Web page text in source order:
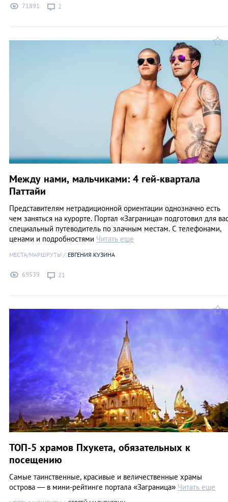
71891 2
Между нами, мальчиками: 4 гей-квартала
Паттайи
Представителям нетрадиционной ориентации однозначно есть
чем заняться на курорте. Портал «Заграница» подготовил для
специальный путеводитель по злачным местам. С телефонами,
ценами и подробностями Читать еще
МЕСТА/МАРШРУТЫ ЕВГЕНИЯ КУЗИНА
69539 21
ТОП-5 храмов Пхукета, обязательных к
посещению
Самые таинственные, красивые и величественные храмы
острова — в мини-рейтинге портала «Заграница» Читать еще